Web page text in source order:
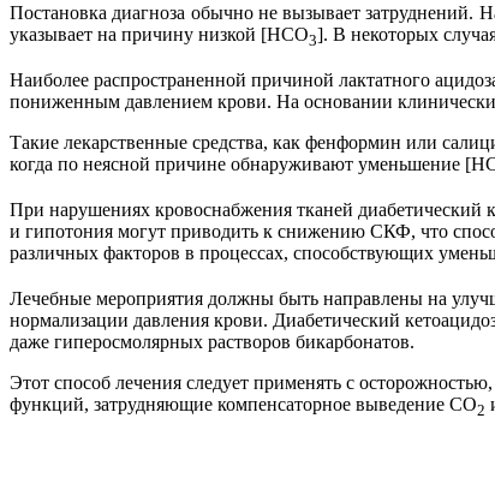
Постановка диагноза обычно не вызывает затруднений.
указывает на причину низкой [НСО3]. В некоторых
Наиболее распространенной причиной лактатного
пониженным давлением крови. На основании
Такие лекарственные средства, как фенформин или
когда по неясной причине обнаруживают уменьшение
При нарушениях кровоснабжения тканей диабетический
и гипотония могут приводить к снижению СКФ, что
различных факторов в процессах, способствующих
Лечебные мероприятия должны быть направлены на
нормализации давления крови. Диабетический
даже гиперосмолярных растворов бикарбонатов.
Этот способ лечения следует применять с
функций, затрудняющие компенсаторное выведение СO2